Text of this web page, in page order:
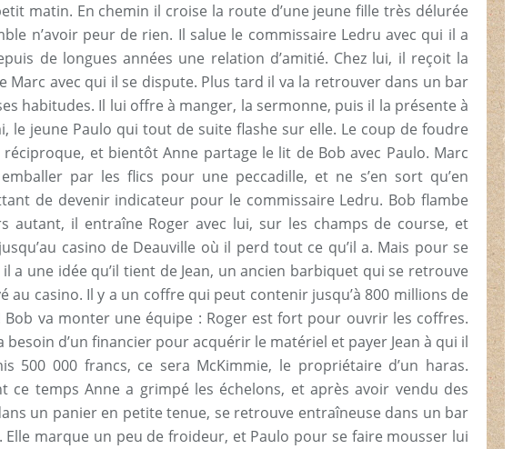
matin. En chemin il croise la route d’une jeune fille très délurée
n’avoir peur de rien. Il salue le commissaire Ledru avec qui il a
de longues années une relation d’amitié. Chez lui, il reçoit la
Marc avec qui il se dispute. Plus tard il va la retrouver dans un bar
habitudes. Il lui offre à manger, la sermonne, puis il la présente à
le jeune Paulo qui tout de suite flashe sur elle. Le coup de foudre
réciproque, et bientôt Anne partage le lit de Bob avec Paulo. Marc
par les flics pour une peccadille, et ne s’en sort qu’en
de devenir indicateur pour le commissaire Ledru. Bob flambe
autant, il entraîne Roger avec lui, sur les champs de course, et
casino de Deauville où il perd tout ce qu’il a. Mais pour se
a une idée qu’il tient de Jean, un ancien barbiquet qui se retrouve
au casino. Il y a un coffre qui peut contenir jusqu’à 800 millions de
Bob va monter une équipe : Roger est fort pour ouvrir les coffres.
besoin d’un financier pour acquérir le matériel et payer Jean à qui il
500 000 francs, ce sera McKimmie, le propriétaire d’un haras.
ce temps Anne a grimpé les échelons, et après avoir vendu des
un panier en petite tenue, se retrouve entraîneuse dans un bar
Elle marque un peu de froideur, et Paulo pour se faire mousser lui